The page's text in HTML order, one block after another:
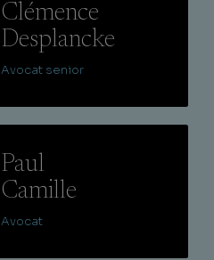
Clémence
Desplancke
Avocat senior
Paul
Camille
Avocat